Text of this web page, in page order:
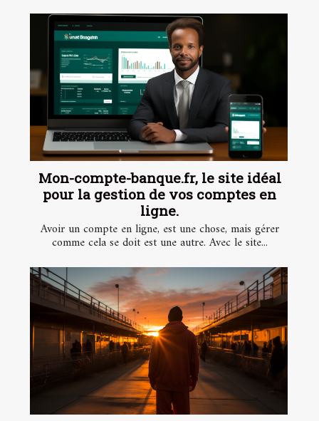
Mon-compte-banque.fr, le site idéal
pour la gestion de vos comptes en
ligne.
Avoir un compte en ligne, est une chose, mais gérer
comme cela se doit est une autre. Avec le site...